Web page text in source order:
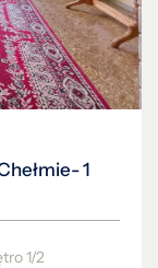
1
1/2